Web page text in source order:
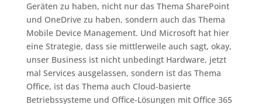
Geräten zu haben, nicht nur das Thema SharePoint
und OneDrive zu haben, sondern auch das Thema
Mobile Device Management. Und Microsoft hat hier
eine Strategie, dass sie mittlerweile auch sagt, okay,
unser Business ist nicht unbedingt Hardware, jetzt
mal Services ausgelassen, sondern ist das Thema
Office, ist das Thema auch Cloud-basierte
Betriebssysteme und Office-Lösungen mit Office 365